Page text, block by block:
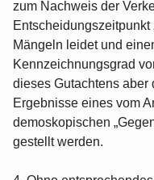
zum Nachweis der
Mängeln leidet und
Kennzeichnungsgrad
dieses Gutachtens aber
Ergebnisse eines vom
demoskopischen
gestellt werden.